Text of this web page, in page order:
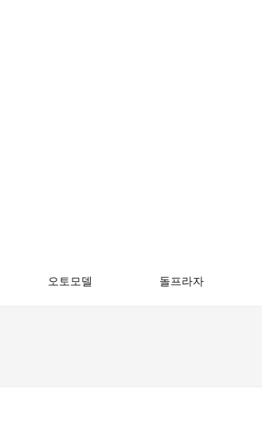
오토모델 돌프라자